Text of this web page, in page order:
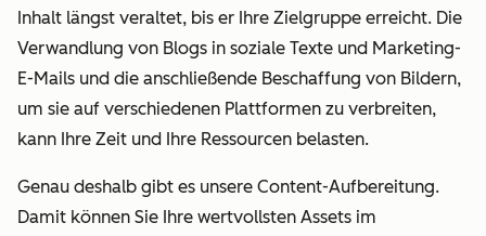
Inhalt längst veraltet, bis er Ihre Zielgruppe erreicht. Die
Verwandlung von Blogs in soziale Texte und Marketing-
E-Mails und die anschließende Beschaffung von Bildern,
um sie auf verschiedenen Plattformen zu verbreiten,
kann Ihre Zeit und Ihre Ressourcen belasten.
Genau deshalb gibt es unsere Content-Aufbereitung.
Damit können Sie Ihre wertvollsten Assets im